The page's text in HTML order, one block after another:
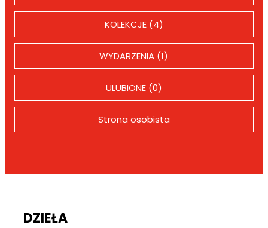
KOLEKCJE (4)
WYDARZENIA (1)
ULUBIONE (0)
Strona osobista
DZIEŁA